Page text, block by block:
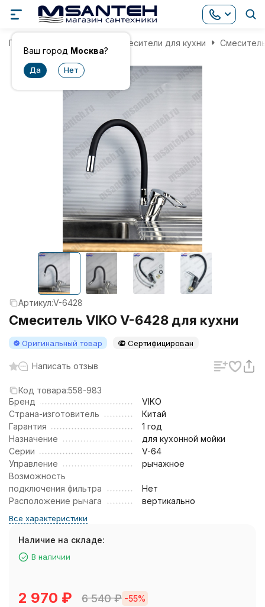
Ваш город Москва?
Главная Смесители для кухни
Артикул:V-6428
Смеситель VIKO V-6428 для кухни
Оригинальный товар Сертифицирован
Написать отзыв
Код товара:558-983
Бренд
VIKO
Страна-изготовитель
Китай
Гарантия
1 год
Назначение
для кухонной мойки
Серии
V-64
Управление
рычажное
Возможность
подключения фильтра
Нет
Расположение рычага
вертикально
Все характеристики
Наличие на складе:
В наличии
2 970 ₽ 6 540₽ -55%